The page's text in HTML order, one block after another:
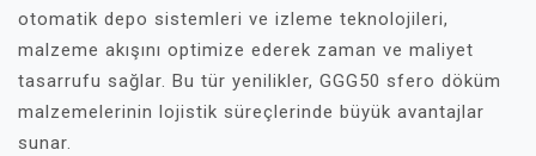
otomatik depo sistemleri ve izleme teknolojileri,
malzeme akışını optimize ederek zaman ve maliyet
tasarrufu sağlar. Bu tür yenilikler, GGG50 sfero döküm
malzemelerinin lojistik süreçlerinde büyük avantajlar
sunar.